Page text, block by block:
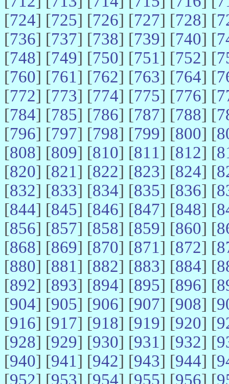
[724] [725] [726] [727] [728] [
[736] [737] [738] [739] [740] [
[748] [749] [750] [751] [752] [
[760] [761] [762] [763] [764] [
[772] [773] [774] [775] [776] [
[784] [785] [786] [787] [788] [
[796] [797] [798] [799] [800] [
[808] [809] [810] [811] [812] [
[820] [821] [822] [823] [824] [
[832] [833] [834] [835] [836] [
[844] [845] [846] [847] [848] [
[856] [857] [858] [859] [860] [
[868] [869] [870] [871] [872] [
[880] [881] [882] [883] [884] [
[892] [893] [894] [895] [896] [
[904] [905] [906] [907] [908] [
[916] [917] [918] [919] [920] [
[928] [929] [930] [931] [932] [
[940] [941] [942] [943] [944] [
[952] [953] [954] [955] [956] [